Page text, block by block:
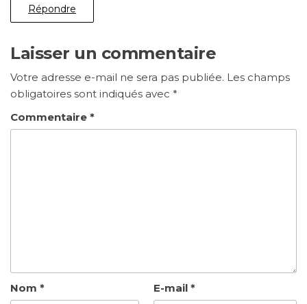
Répondre
Laisser un commentaire
Votre adresse e-mail ne sera pas publiée. Les champs
obligatoires sont indiqués avec *
Commentaire *
Nom * E-mail *